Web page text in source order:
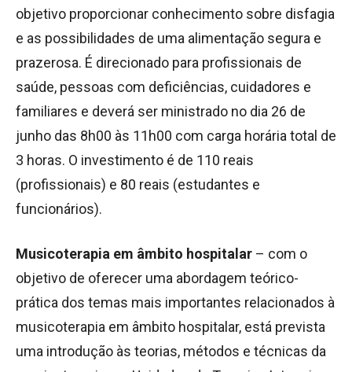
objetivo proporcionar conhecimento sobre disfagia
e as possibilidades de uma alimentação segura e
prazerosa. É direcionado para profissionais de
saúde, pessoas com deficiências, cuidadores e
familiares e deverá ser ministrado no dia 26 de
junho das 8h00 às 11h00 com carga horária total de
3 horas. O investimento é de 110 reais
(profissionais) e 80 reais (estudantes e
funcionários).
Musicoterapia em âmbito hospitalar – com o
objetivo de oferecer uma abordagem teórico-
prática dos temas mais importantes relacionados à
musicoterapia em âmbito hospitalar, está prevista
uma introdução às teorias, métodos e técnicas da